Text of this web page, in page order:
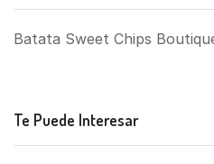
Batata Sweet Chips
Te Puede Interesar